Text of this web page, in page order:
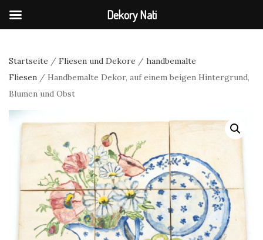
Startseite / Fliesen und Dekore / handbemalte
Fliesen / Handbemalte Dekor, auf einem beigen Hintergrund,
Blumen und Obst
Dekory Nati